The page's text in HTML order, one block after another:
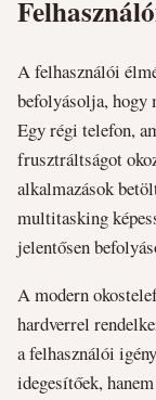
A felhasználói
befolyásolja, hogy
Egy régi telefon,
frusztráltságot
alkalmazások
multitasking
jelentősen
A modern
hardverrel
a felhasználói
idegesítőek,